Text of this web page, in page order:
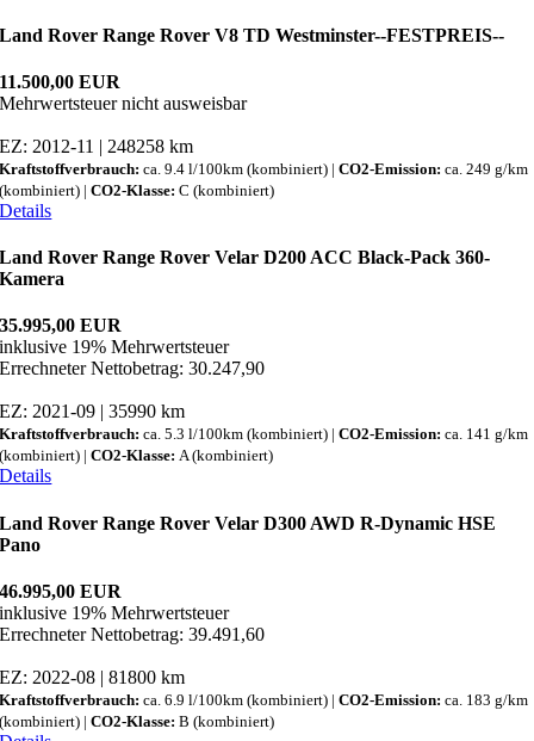
Land Rover Range Rover V8 TD Westminster--FESTPREIS--
11.500,00 EUR
Mehrwertsteuer nicht ausweisbar
EZ: 2012-11 | 248258 km
Kraftstoffverbrauch:ca. 9.4 l/100km (kombiniert) |CO2-Emission:ca. 249 g/km
(kombiniert) |CO2-Klasse:C (kombiniert)
Details
Land Rover Range Rover Velar D200 ACC Black-Pack 360-
Kamera
35.995,00 EUR
inklusive 19% Mehrwertsteuer
Errechneter Nettobetrag: 30.247,90
EZ: 2021-09 | 35990 km
Kraftstoffverbrauch:ca. 5.3 l/100km (kombiniert) |CO2-Emission:ca. 141 g/km
(kombiniert) |CO2-Klasse:A (kombiniert)
Details
Land Rover Range Rover Velar D300 AWD R-Dynamic HSE
Pano
46.995,00 EUR
inklusive 19% Mehrwertsteuer
Errechneter Nettobetrag: 39.491,60
EZ: 2022-08 | 81800 km
Kraftstoffverbrauch:ca. 6.9 l/100km (kombiniert) |CO2-Emission:ca. 183 g/km
(kombiniert) |CO2-Klasse:B (kombiniert)